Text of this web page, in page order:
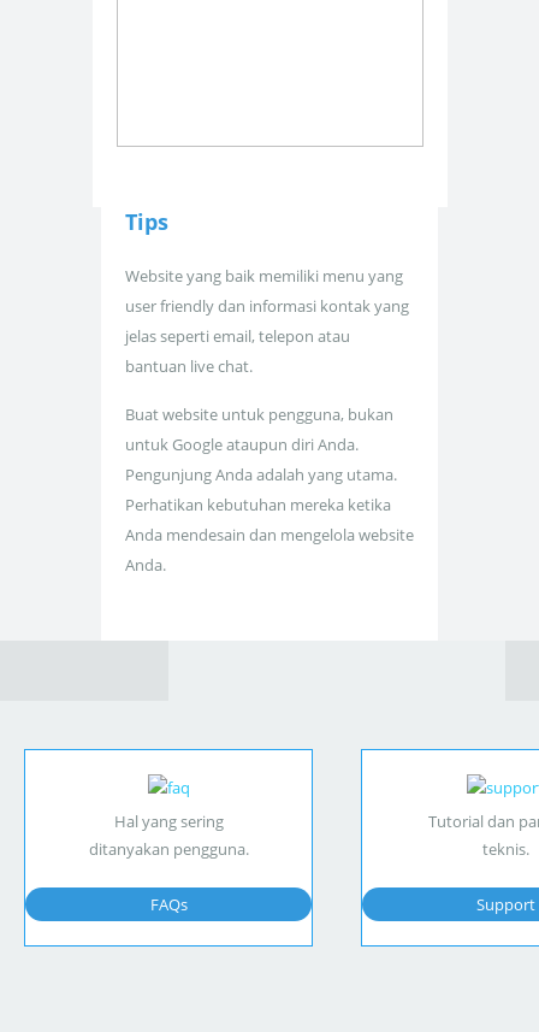
Tips
Website yang baik memiliki menu yang
user friendly dan informasi kontak yang
jelas seperti email, telepon atau
bantuan live chat.
Buat website untuk pengguna, bukan
untuk Google ataupun diri Anda.
Pengunjung Anda adalah yang utama.
Perhatikan kebutuhan mereka ketika
Anda mendesain dan mengelola website
Anda.
Hal yang sering
ditanyakan pengguna.
FAQs
Tutorial dan
teknis.
Support